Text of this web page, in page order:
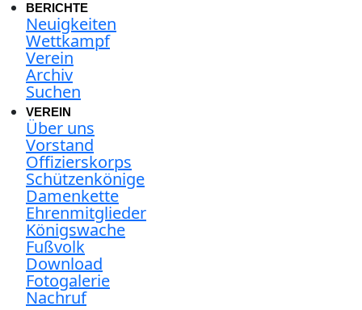
BERICHTE
Neuigkeiten
Wettkampf
Verein
Archiv
Suchen
VEREIN
Über uns
Vorstand
Offizierskorps
Schützenkönige
Damenkette
Ehrenmitglieder
Königswache
Fußvolk
Download
Fotogalerie
Nachruf